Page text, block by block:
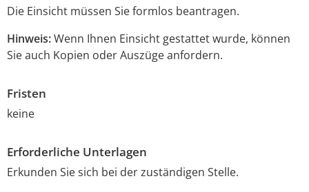
Die Einsicht müssen Sie formlos beantragen.
Hinweis:Wenn Ihnen Einsicht gestattet wurde, können
Sie auch Kopien oder Auszüge anfordern.
Fristen
keine
Erforderliche Unterlagen
Erkunden Sie sich bei der zuständigen Stelle.